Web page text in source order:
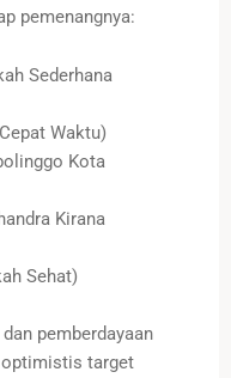
pemenangnya:
Sederhana
Waktu)
Kota
Kirana
Sehat)
pemberdayaan
target